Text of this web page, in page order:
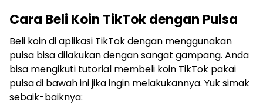
Cara Beli Koin TikTok dengan Pulsa
Beli koin di aplikasi TikTok dengan menggunakan
pulsa bisa dilakukan dengan sangat gampang. Anda
bisa mengikuti tutorial membeli koin TikTok pakai
pulsadi bawah ini jika ingin melakukannya. Yuk simak
sebaik-baiknya: